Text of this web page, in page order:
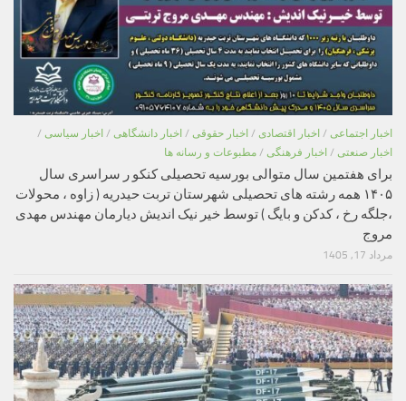
اخبار اجتماعی / اخبار اقتصادی / اخبار حقوقی / اخبار دانشگاهی / اخبار سیاسی /
اخبار صنعتی / اخبار فرهنگی / مطبوعات و رسانه ها
برای هفتمین سال متوالی بورسیه تحصیلی کنکو ر سراسری سال
۱۴۰۵ همه رشته های تحصیلی شهرستان تربت حیدریه ( زاوه ، محولات
،جلگه رخ ، کدکن و بایگ ) توسط خیر نیک اندیش دیارمان مهندس مهدی
مروج
مرداد 17, 1405